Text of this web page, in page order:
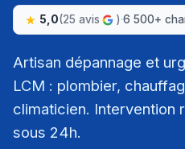
5,0(25 avis )·6 500+
Artisan dépannage et
LCM : plombier,
climaticien. Intervention
sous 24h.